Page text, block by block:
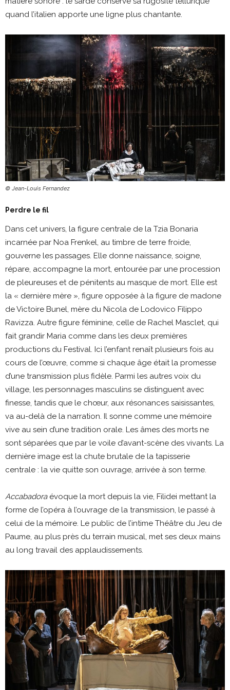
quand l’italien apporte une ligne plus chantante.
© Jean-Louis Fernandez
Perdre le fil
Dans cet univers, la figure centrale de la Tzia Bonaria
incarnée par Noa Frenkel, au timbre de terre froide,
gouverne les passages. Elle donne naissance, soigne,
répare, accompagne la mort, entourée par une procession
de pleureuses et de pénitents au masque de mort. Elle est
la « dernière mère », figure opposée à la figure de madone
de Victoire Bunel, mère du Nicola de Lodovico Filippo
Ravizza. Autre figure féminine, celle de Rachel Masclet, qui
fait grandir Maria comme dans les deux premières
productions du Festival. Ici l’enfant renaît plusieurs fois au
cours de l’œuvre, comme si chaque âge était la promesse
d’une transmission plus fidèle. Parmi les autres voix du
village, les personnages masculins se distinguent avec
finesse, tandis que le chœur, aux résonances saisissantes,
va au-delà de la narration. Il sonne comme une mémoire
vive au sein d’une tradition orale. Les âmes des morts ne
sont séparées que par le voile d’avant-scène des vivants. La
dernière image est la chute brutale de la tapisserie
centrale : la vie quitte son ouvrage, arrivée à son terme.
Accabadoraévoque la mort depuis la vie, Filidei mettant la
forme de l’opéra à l’ouvrage de la transmission, le passé à
celui de la mémoire. Le public de l’intime Théâtre du Jeu de
Paume, au plus près du terrain musical, met ses deux mains
au long travail des applaudissements.